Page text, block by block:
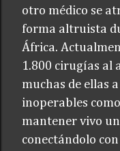
otro médico se
forma altruista
África.
1.800 cirugías al
muchas de ellas
inoperables
mantener vivo
conectándolo